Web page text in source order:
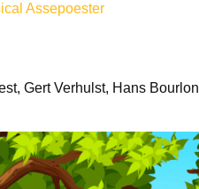
Assepoester
Gert Verhulst, Hans